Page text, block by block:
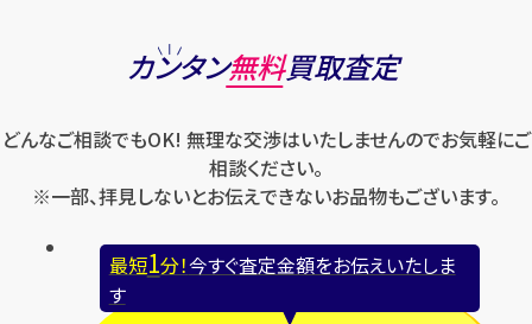
最短1 分！今すぐ査定金額をお伝えいたします
まずはお電話で無料査定
カンタン無料買取査定
どんなご相談でもOK! 無理な交渉はいたしませんのでお気軽にご
相談ください。
※一部、拝見しないとお伝えできないお品物もございます。
最短1分！今すぐ査定金額をお伝えいたしま
す